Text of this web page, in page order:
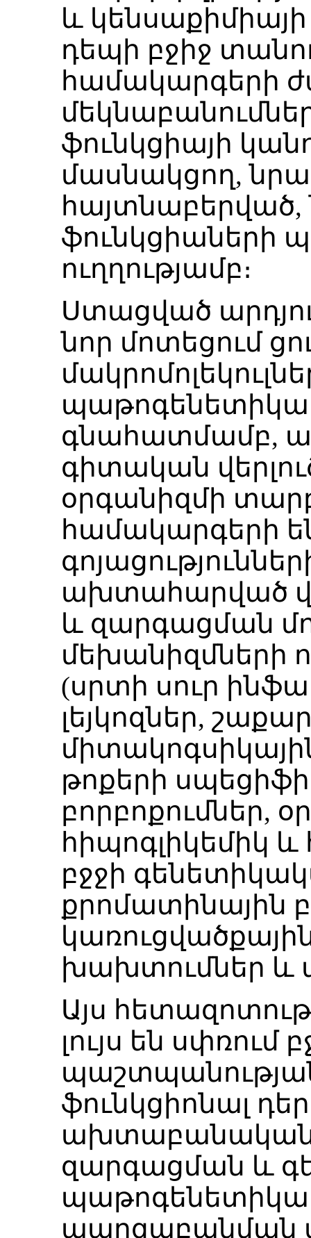
և
դեպի բջիջ
համակարգերի
ֆունկցիայի
մասնակցող, նրա
հայտնաբերված,
ֆունկցիաների
ուղղությամբ։
Ստացված
նոր մոտեցում
գնահատմամբ,
գիտական
օրգանիզմի
համակարգերի
ախտահարված
և զարգացման
մեխանիզմների
(սրտի սուր
լեյկոզներ,
թոքերի
բորբոքումներ,
հիպոգլիկեմիկ
բջջի
քրոմատինային
խախտումներ և
Այս
լույս են
ֆունկցիոնալ
ախտաբանական
զարգացման և
պարզաբանման